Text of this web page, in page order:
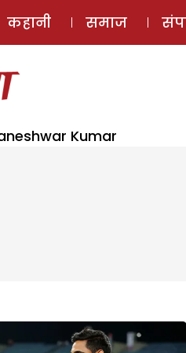
कहानी समाज
Kumar